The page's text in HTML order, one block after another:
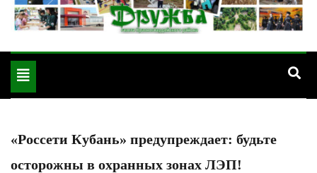
"Дружба" — газета
Красногвардейского района Республики Адыгея
Toggle
navigation
«Россети Кубань» предупреждает: будьте
осторожны в охранных зонах ЛЭП!